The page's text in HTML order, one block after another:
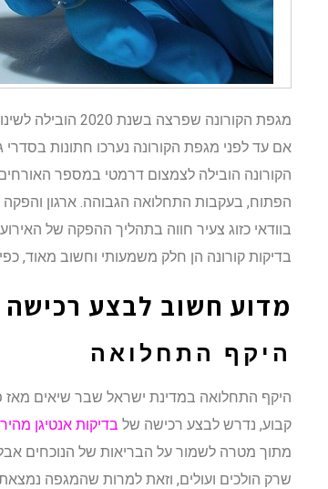
מגפת הקורונה
אם עד לפני מגפת הקורונה נערכו חתונות
הקורונה הובילה לצמצום דרמטי במספר
הפתוח, בעקבות התחלואה הגבוהה. ארגון
בוודאי כזוג צעיר חווה בתהליך ההפקה של
בדיקות קורונה הן חלק משמעותי וחשוב מאוד,
מדוע חשוב לבצע רכישה
היקף התחלואה
היקף התחלואה במדינת ישראל שבר שיאים מאז
קבוע, נדרש לבצע רכישה של בדיקות אנטיגן
מתוך מטרה לשמור על הבריאות של הנוכחים
שרק הולכים ועולים, וזאת למרות שהמגפה